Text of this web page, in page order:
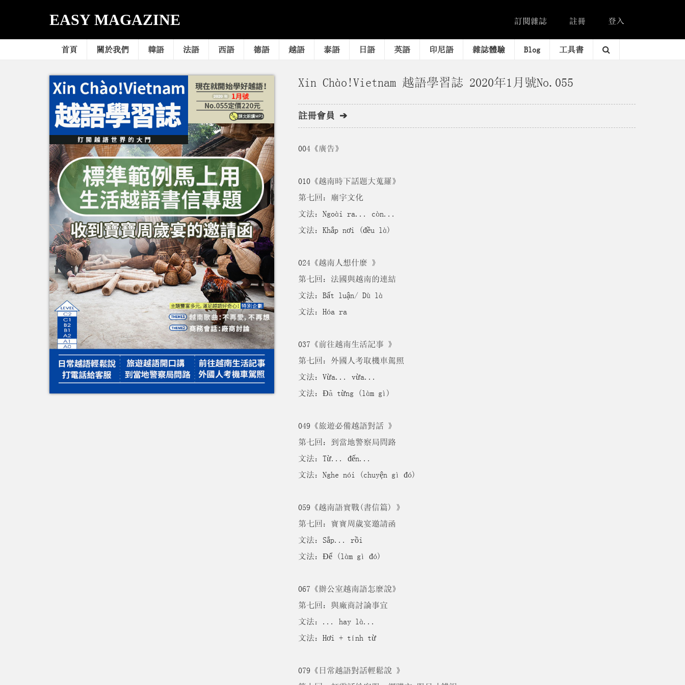
EASY MAGAZINE 訂閱雜誌 註冊 登入
首頁 關於我們 韓語 法語 西語 德語 越語 泰語 日語 英語 印尼語 雜誌體驗 Blog 工具書
Xin Chào!Vietnam 越語學習誌 2020年1月號No.055
註冊會員 ➔
004《廣告》
010《越南時下話題大蒐羅》
第七回：廟宇文化
文法：Ngoài ra... còn...
文法：Khắp nơi (đều là)
024《越南人想什麼 》
第七回：法國與越南的連結
文法：Bất luận/ Dù là
文法：Hóa ra
037《前往越南生活記事 》
第七回：外國人考取機車駕照
文法：Vừa... vừa...
文法：Đã từng (làm gì)
049《旅遊必備越語對話 》
第七回：到當地警察局問路
文法：Từ... đến...
文法：Nghe nói (chuyện gì đó)
059《越南語實戰(書信篇) 》
第七回：寶寶周歲宴邀請函
文法：Sắp... rồi
文法：Để (làm gì đó)
067《辦公室越南語怎麼說》
第七回：與廠商討論事宜
文法：... hay là...
文法：Hơi + tính từ
079《日常越語對話輕鬆說 》